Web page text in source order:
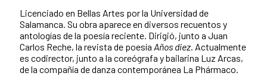
Licenciado en Bellas Artes por la Universidad de
Salamanca. Su obra aparece en diversos recuentos y
antologías de la poesía reciente. Dirigió, junto a Juan
Carlos Reche, la revista de poesía Años diez. Actualmente
es codirector, junto a la coreógrafa y bailarina Luz Arcas,
de la compañía de danza contemporánea La Phármaco.